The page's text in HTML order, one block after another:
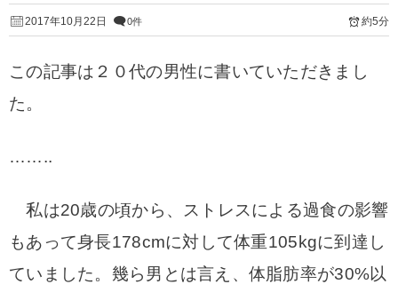
2017年10月22日 0件 約5分
この記事は２０代の男性に書いていただきまし
た。
……..
私は20歳の頃から、ストレスによる過食の影響
もあって身長178cmに対して体重105kgに到達し
ていました。幾ら男とは言え、体脂肪率が30%以